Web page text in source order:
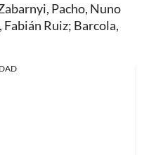
Pacho, Nuno
Ruiz; Barcola,